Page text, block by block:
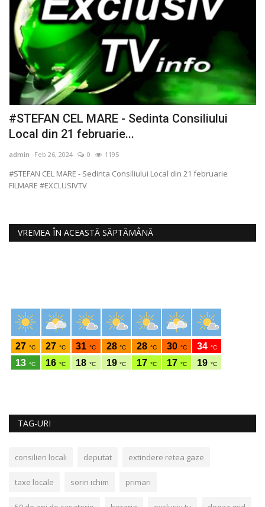
#STEFAN CEL MARE - Sedinta Consiliului
Local din 21 februarie...
admin Feb 26, 2024 0 1195
#STEFAN CEL MARE - Sedinta Consiliului Local din 21 februarie
FILMARE #EXCLUSIVTV
VREMEA ÎN ACEASTĂ SĂPTĂMÂNĂ
TAG-URI
consilieri locali deputat extindere retea gaze
taxe locale sorin ichim primari